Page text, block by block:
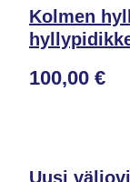
Kolmen
100,00 €
Uusi